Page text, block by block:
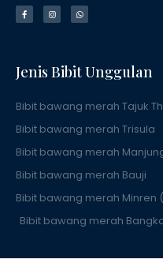
F
a
c
-
f
I
n
s
m
W
h
a
Jenis Bibit Unggulan
Bibit bawang merah Tajuk
Bibit bawang merah Trisula
Bibit bawang merah
Bibit bawang merah Bauji
Bibit bawang merah Minren
Bibit bawang merah